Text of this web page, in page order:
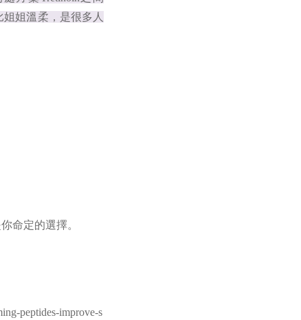
姐溫柔，是很多人
命定的選擇。
peptides-improve-s